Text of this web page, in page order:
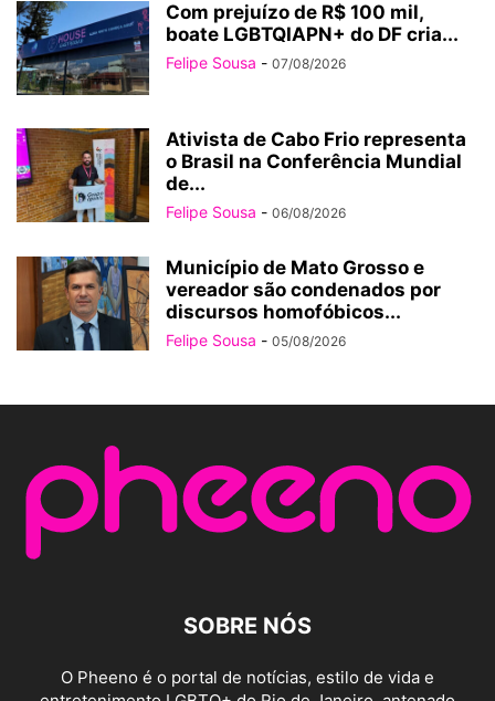
Com prejuízo de R$ 100 mil,
boate LGBTQIAPN+ do DF cria...
Felipe Sousa - 07/08/2026
Ativista de Cabo Frio representa
o Brasil na Conferência Mundial
de...
Felipe Sousa - 06/08/2026
Município de Mato Grosso e
vereador são condenados por
discursos homofóbicos...
Felipe Sousa - 05/08/2026
SOBRE NÓS
O Pheeno é o portal de notícias, estilo de vida e